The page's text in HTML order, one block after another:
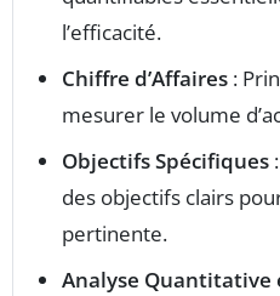
l’efficacité.
Chiffre d’Affaires :
mesurer le volume
Objectifs Spécifiques
des objectifs clairs
pertinente.
Analyse Quantitative